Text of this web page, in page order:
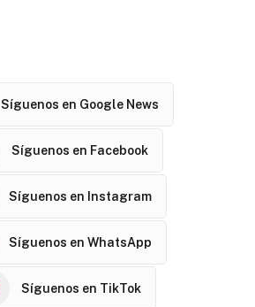
Síguenos en Google News
Síguenos en Facebook
Síguenos en Instagram
Síguenos en WhatsApp
Síguenos en TikTok